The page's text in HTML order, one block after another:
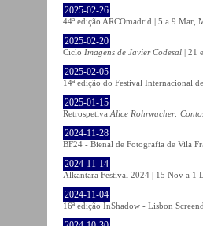
2025-02-26
44ª edição ARCOmadrid | 5 a 9 Mar,
2025-02-20
Ciclo Imagens de Javier Codesal | 21
2025-02-05
14ª edição do Festival Internacional
2025-01-15
Retrospetiva Alice Rohrwacher:
2024-11-28
BF24 - Bienal de Fotografia de Vila
2024-11-14
Alkantara Festival 2024 | 15 Nov a 1
2024-11-04
16ª edição InShadow - Lisbon